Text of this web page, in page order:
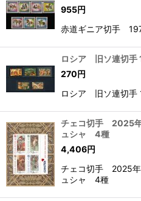
955円
赤道ギニア切手
ロシア 旧ソ連切
270円
ロシア 旧ソ連切
チェコ切手 2025
ュシャ 4種
4,406円
チェコ切手 2025
ュシャ 4種